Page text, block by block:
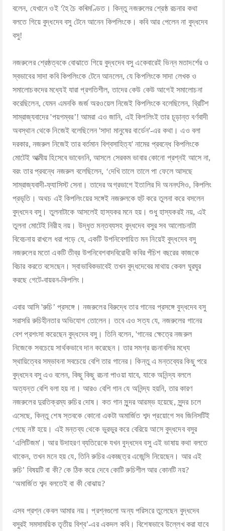
বলেন, যেখানে ওই ‘হৈ চৈ কৰিমণ্ডিত। কিন্তু নজরুলের শ্রেষ্ঠ রচনার কথা
বলতে গিয়ে বুদ্ধদেব বসু টেনে আনেন কিপলিংকে। কবি আর পেলেন না বুদ্ধদেব
বসু!
নজরুলের শ্রেষ্ঠত্বকে বোঝাতে গিয়ে বুদ্ধদেব বসু একেবারেই ভিন্ন মতাদর্শের ও
স্বভাবের সাদা কবি কিপলিংকে টেনে আনলেন, যে কিপলিংকে সাদা লেখক ও
সমালোচকদের মধ্যেই যারা প্রগতিশীল, তাদের কেউ কেউ আগেই সমালোচনা
করেছিলেন, যেমন এমনকি জর্জ অরওয়েল নিজেই কিপলিংকে বলেছিলেন, ব্রিটিশ
সাম্রাজ্যবাদের 'পয়গম্বর’! আমরা এও জানি, এই কিপলিংই তার চূড়ান্ত বর্ণবাদী
অবস্থান থেকে নিজেই বলেছিলেন 'সাদা মানুষের বার্ডেন'-এর কথা। এও বলা
দরকার, নজরুল নিজেই তার বর্তমান বিশ্বসাহিত্য' নামের প্রবন্ধে কিপলিংকে
মোটেই আত্মীয় হিসেবে ভাবেননি, আসলে সেরকম ভাবার কোনো প্রশ্নই আসে না,
বরং তার প্রবন্ধে নজরুল বলেছিলেন, ‘দেখি তালে তালে পা ফেলে আসছে
সাম্রাজ্যবাদী-ফ্যাসিস্ট সেনা। তাদের অগ্রভাগে ইতালির দি অননৎসিও, কিপলিং
প্রভৃতি। অথচ এই কিপলিংয়ের সঙ্গেই নজরুলকে হুট করে তুলনা করে বসলেন
বুদ্ধদেব বসু। তুলনাটাকে আসলেই হাস্যকর মনে হয়। শুধু হাস্যকরই নয়, এই
তুলনা মোটেই নিরীহ নয়। উদ্ধৃত মন্তব্যসহ বুদ্ধদেব বসুর সব আলোচনাটা
বিবেচনায় রাখলে ধরা পড়ে যে, একটি উপনিবেশায়িত মন নিয়েই বুদ্ধদেব বসু
নজরুলের মতো একটি তীব্র উপনিবেশবাদবিরোধী কবির পঁচিশ বছরের কাজকে
বিচার করতে বসেছেন। স্বাভাবিকভাবেই তখন বুদ্ধদেবের মাথায় কেবল ঘুরঘুর
করছে গেটে-বায়রন-কিপলিং।
এবার আসি 'রুচি’ প্রসঙ্গে। নজরুলের বিরুদ্ধে তার গানের প্রসঙ্গে বুদ্ধদেব বসু
সরাসরি রুচিহীনতার অভিযোগ তোলেন। তবে এও সত্য যে, নজরুলের গানের
বেশ প্রশংসা করেছেন বুদ্ধদেব বসু। তিনি বলেন, 'গানের ক্ষেত্রে নজরুল
নিজেকে সবচেয়ে সার্থকভাবে দান করেছেন। তার সমগ্র রচনাবলির মধ্যে
স্থায়িত্বের সম্ভাবনা সবচেয়ে বেশি তার গানের। কিন্তু এ মন্তব্যের কিছু পরে
বুদ্ধদেব বসু এও বলেন, কিছু কিছু রচনা পাওয়া যাবে, যাকে অনিন্দ্য বললে
অত্যন্ত বেশি বলা হয় না। আরও বেশি গান যে অনিন্দ্য হয়নি, তার কারণ
নজরুলের দুরতিক্রম্য রুচির দোষ। কত গান সুন্দর আরম্ভ হয়েছে, সুন্দর চলে
এসেছে, কিন্তু শেষ স্তবকে কোনো একটা অমার্জিত শব্দ প্রয়োগে সব জিনিসটিই
গেছে নষ্ট হয়ে। এই মন্তব্য থেকে ভুরভুর করে বেরিয়ে আসে বুদ্ধদেব বসুর
‘এলিটিজম'। আর উদাহরণ ব্যতিরেকে যখন বুদ্ধদেব বসু এই ভাষায় কথা বলতে
থাকেন, তখন মনে হয় যে, তিনি রুচির একচ্ছত্র এজেন্সি নিয়েছেন। আর এই
রুচি’ বিষয়টি বা কী? কে ঠিক করে দেবে কোটি রুচিশীল আর কোনটি নয়?
‘অমার্জিত শব্দ বলতেই বা কী বোঝায়?
এসব প্রশ্ন কেবল আমার নয়। প্রশ্নগুলো অন্য পরিসরে তুলেছেন বুদ্ধদেব
বসুরই সমসাময়িক তৃতীয় বিশ্ব’-এর একদল কবি। বিশেষভাবে উল্লেখ করা যাবে